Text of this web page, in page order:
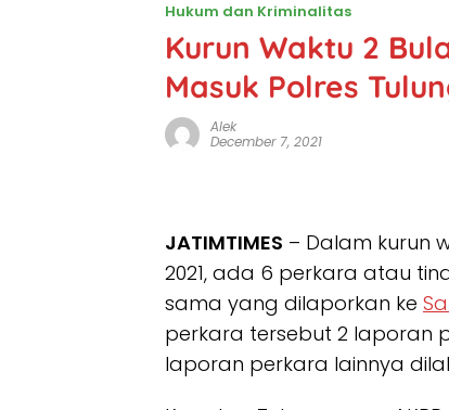
Hukum dan Kriminalitas
Kurun Waktu 2
Masuk Polres
Alek
December 7, 2021
JATIMTIMES – Dalam kurun
2021, ada 6 perkara atau
sama yang dilaporkan ke
perkara tersebut 2 laporan
laporan perkara lainnya